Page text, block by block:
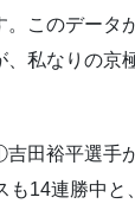
このデータ
私なりの京
吉田裕平選手
も14連勝中と、